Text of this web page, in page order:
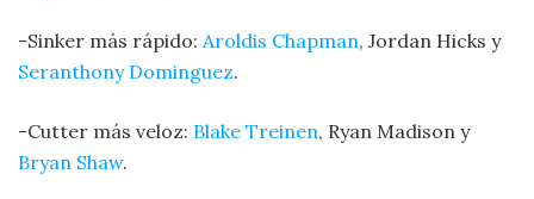
-Sinker más rápido: Aroldis Chapman, Jordan Hicks y
Seranthony Dominguez.
-Cutter más veloz: Blake Treinen, Ryan Madison y
Bryan Shaw.